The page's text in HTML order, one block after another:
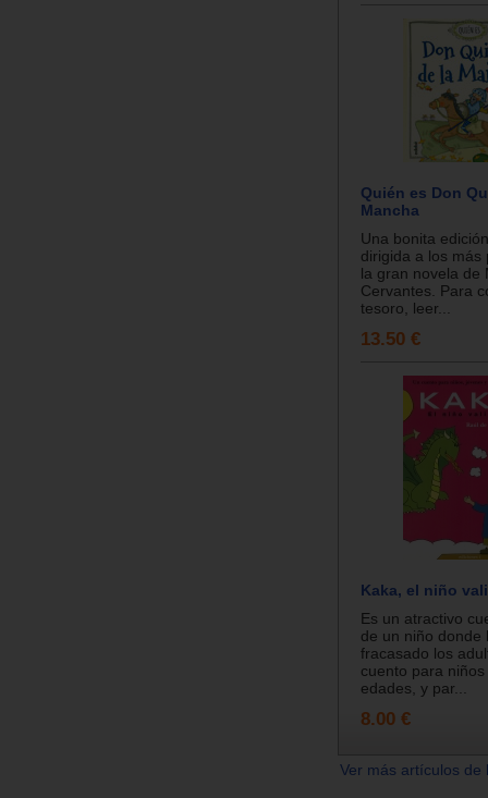
Quién es Don
Mancha
Una bonita
dirigida a los más
la gran novela de
Cervantes. Para
tesoro, leer...
13.50 €
Kaka, el niño
Es un atractivo
de un niño donde
fracasado los
cuento para
edades, y par...
8.00 €
Ver más artículos